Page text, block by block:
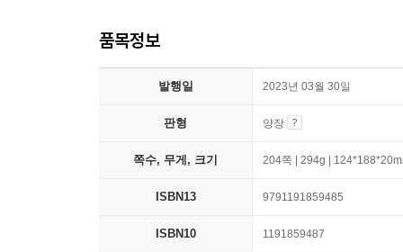
품목정보
발행일 2023년 03월 30일
판형 양장
쪽수, 무게, 크기 204쪽 | 294g |
ISBN13 9791191859485
ISBN10 1191859487